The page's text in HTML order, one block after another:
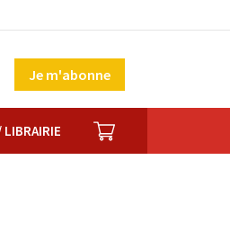
Je m'abonne
LIBRAIRIE PANIER